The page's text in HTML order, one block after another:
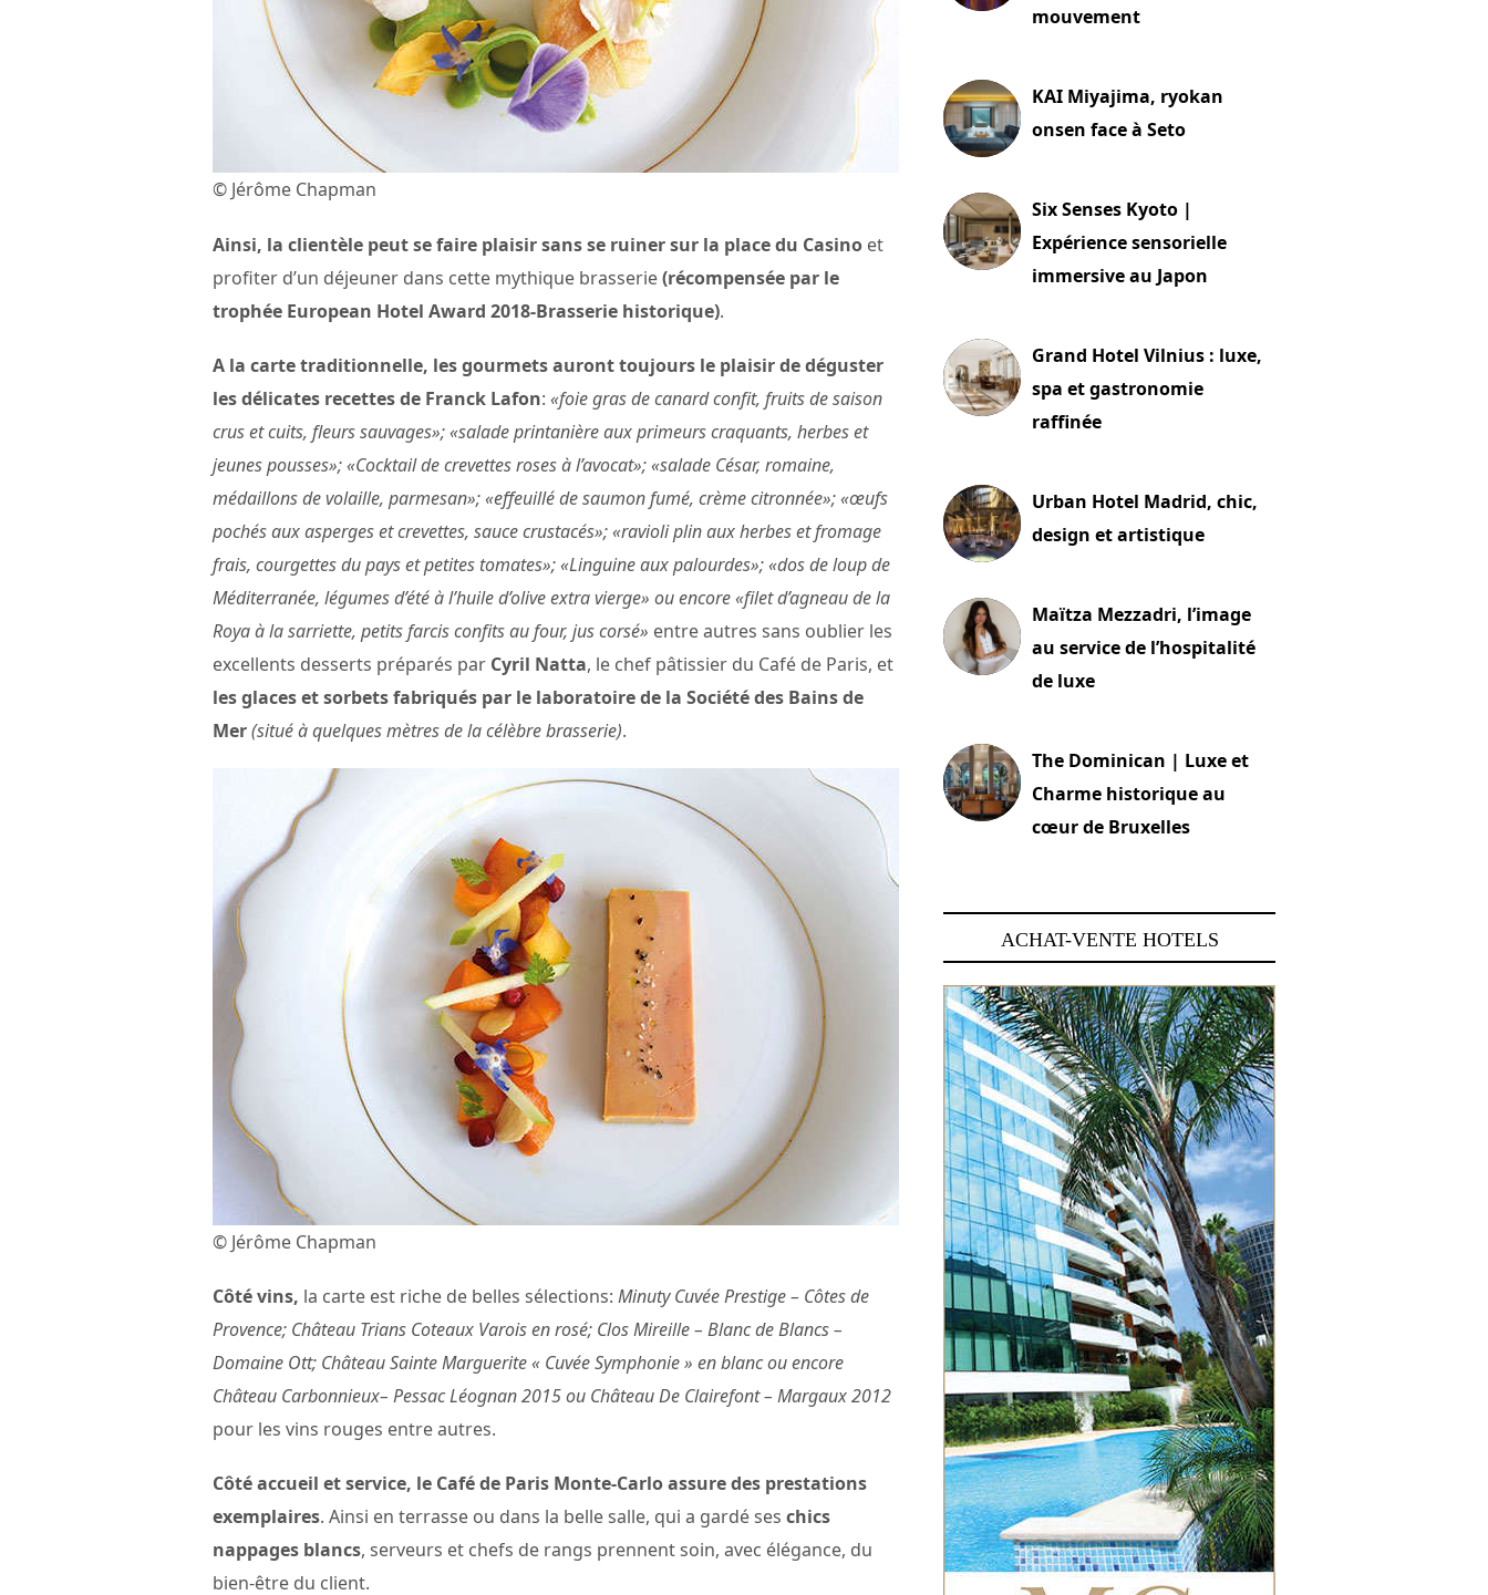
© Jérôme Chapman
Ainsi, la clientèle peut se faire plaisir sans se ruiner sur la place du Casino et
profiter d’un déjeuner dans cette mythique brasserie(récompensée par le
trophée European Hotel Award 2018-Brasserie historique).
A la carte traditionnelle, les gourmets auront toujours le plaisir de déguster
les délicates recettes de Franck Lafon: «foie gras de canard confit, fruits de saison
crus et cuits, fleurs sauvages»; «salade printanière aux primeurs craquants, herbes et
jeunes pousses»; «Cocktail de crevettes roses à l’avocat»; «salade César, romaine,
médaillons de volaille, parmesan»; «effeuillé de saumon fumé, crème citronnée»; «œufs
pochés aux asperges et crevettes, sauce crustacés»; «ravioli plin aux herbes et fromage
frais, courgettes du pays et petites tomates»; «Linguine aux palourdes»; «dos de loup de
Méditerranée, légumes d’été à l’huile d’olive extra vierge» ou encore «filet d’agneau de la
Roya à la sarriette, petits farcis confits au four, jus corsé» entre autres sans oublier les
excellents desserts préparés par Cyril Natta, le chef pâtissier du Café de Paris, et
les glaces et sorbets fabriqués par le laboratoire de la Société des Bains de
Mer(situé à quelques mètres de la célèbre brasserie).
© Jérôme Chapman
Côté vins, la carte est riche de belles sélections: Minuty Cuvée Prestige – Côtes de
Provence; Château Trians Coteaux Varois en rosé; Clos Mireille – Blanc de Blancs –
Domaine Ott; Château Sainte Marguerite « Cuvée Symphonie » en blanc ou encore
Château Carbonnieux– Pessac Léognan 2015 ou Château De Clairefont – Margaux 2012
pour les vins rouges entre autres.
Côté accueil et service, le Café de Paris Monte-Carlo assure des prestations
exemplaires. Ainsi en terrasse ou dans la belle salle, qui a gardé ses chics
nappages blancs, serveurs et chefs de rangs prennent soin, avec élégance, du
bien-être du client.
mouvement
KAI Miyajima, ryokan
onsen face à Seto
Six Senses Kyoto |
Expérience sensorielle
immersive au Japon
Grand Hotel Vilnius : luxe,
spa et gastronomie
raffinée
Urban Hotel Madrid, chic,
design et artistique
Maïtza Mezzadri, l’image
au service de l’hospitalité
de luxe
The Dominican | Luxe et
Charme historique au
cœur de Bruxelles
ACHAT-VENTE HOTELS